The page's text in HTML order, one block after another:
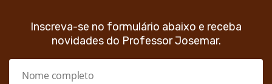
Inscreva-se no formulário abaixo e receba
novidades do Professor Josemar.